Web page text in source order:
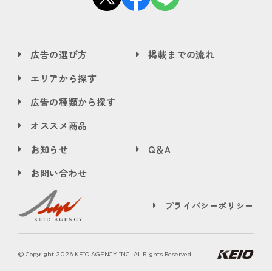
広告の選び方
掲載までの流れ
エリアから探す
広告の種類から探す
オススメ商品
お知らせ
Q＆A
お問い合わせ
プライバシーポリシー
© Copyright 2026 KEIO AGENCY INC. All Rights Reserved.